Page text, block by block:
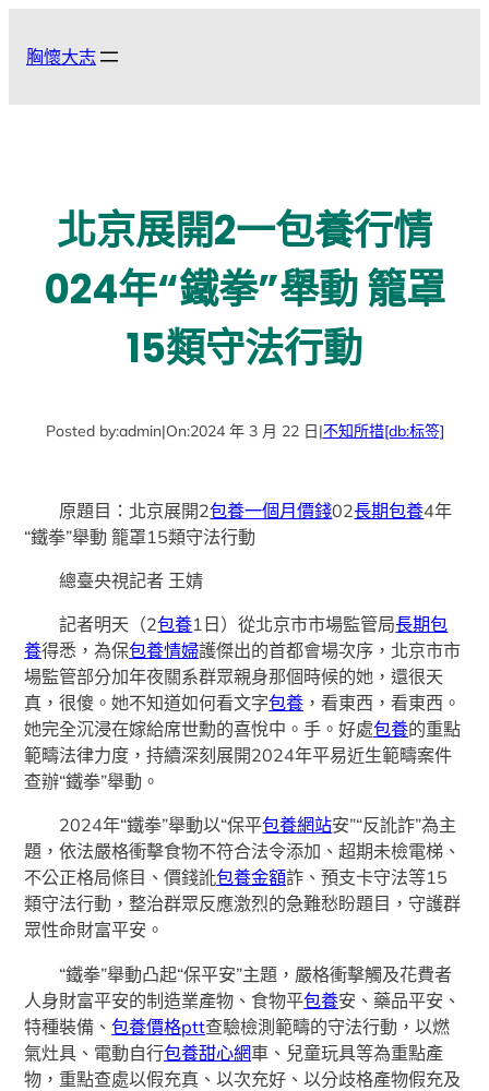
胸懷大志
北京展開2一包養行情
024年“鐵拳”舉動 籠罩
15類守法行動
Posted by:admin|On:2024 年 3 月 22 日|不知所措[db:标签]
原題目：北京展開2包養一個月價錢02長期包養4年
“鐵拳”舉動 籠罩15類守法行動
總臺央視記者 王婧
記者明天（2包養1日）從北京市市場監管局長期包
養得悉，為保包養情婦護傑出的首都會場次序，北京市市
場監管部分加年夜關系群眾親身那個時候的她，還很天
真，很傻。她不知道如何看文字包養 ，看東西，看東西。
她完全沉浸在嫁給席世勳的喜悅中。手。好處包養的重點
範疇法律力度，持續深刻展開2024年平易近生範疇案件
查辦“鐵拳”舉動。
2024年“鐵拳”舉動以“保平包養網站安”“反訛詐”為主
題，依法嚴格衝擊食物不符合法令添加、超期未檢電梯、
不公正格局條目、價錢訛包養金額詐、預支卡守法等15
類守法行動，整治群眾反應激烈的急難愁盼題目，守護群
眾性命財富平安。
“鐵拳”舉動凸起“保平安”主題，嚴格衝擊觸及花費者
人身財富平安的制造業產物、食物平包養安、藥品平安、
特種裝備、包養價格ptt查驗檢測範疇的守法行動，以燃
氣灶具、電動自行包養甜心網車、兒童玩具等為重點產
物，重點查處以假充真、以次充好、以分歧格產物假充及